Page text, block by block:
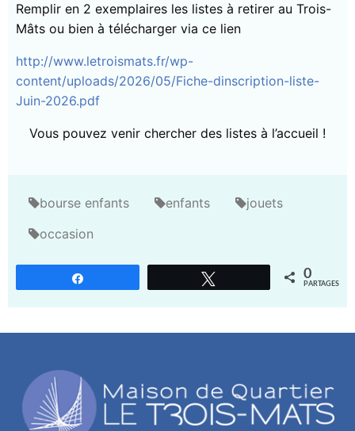
Remplir en 2 exemplaires les listes à retirer au Trois-
Mâts ou bien à télécharger via ce lien
http://www.letroismats.fr/wp-
content/uploads/2026/05/Fiche-dinscription-liste-
Juin-2026.pdf
Vous pouvez venir chercher des listes à l’accueil !
bourse enfants enfants
jouets
occasion
0
PARTAGES